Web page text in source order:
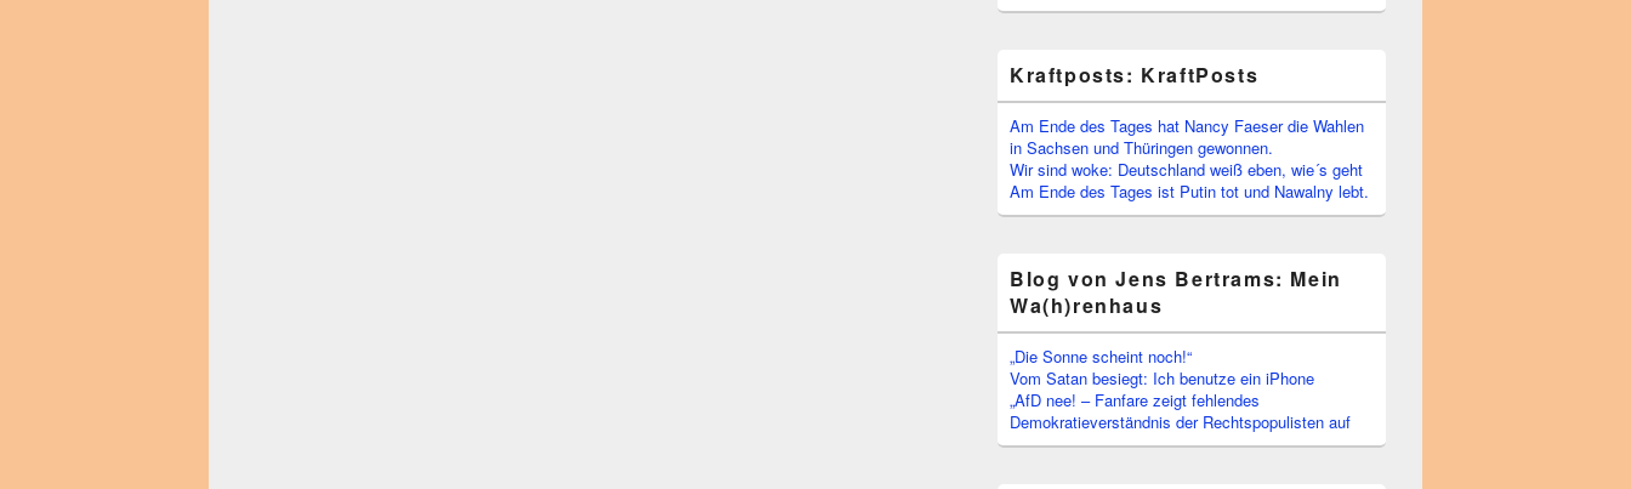
Kraftposts: KraftPosts
Am Ende des Tages hat Nancy Faeser die Wahlen
in Sachsen und Thüringen gewonnen.
Wir sind woke: Deutschland weiß eben, wie´s geht
Am Ende des Tages ist Putin tot und Nawalny lebt.
Blog von Jens Bertrams: Mein
Wa(h)renhaus
„Die Sonne scheint noch!“
Vom Satan besiegt: Ich benutze ein iPhone
„AfD nee! – Fanfare zeigt fehlendes
Demokratieverständnis der Rechtspopulisten auf